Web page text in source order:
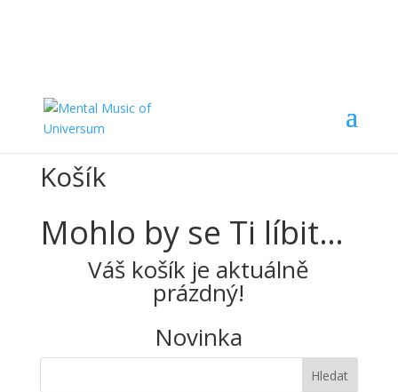
Košík
Mohlo by se Ti líbit…
Váš košík je aktuálně
prázdný!
Novinka
Hledat